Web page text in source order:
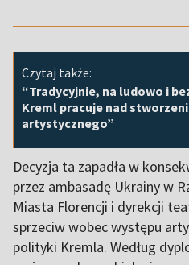
Czytaj także:
“Tradycyjnie, na ludowo i
Kreml pracuje nad
artystycznego”
Decyzja ta zapadła w
przez ambasadę Ukrainy w
Miasta Florencji i dyrekcji
sprzeciw wobec występu
polityki Kremla. Według